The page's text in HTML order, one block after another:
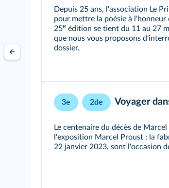
Depuis 25 ans, l'association Le
pour mettre la poésie à l'honneur
25e édition se tient du 11 au 27
que nous vous proposons
dossier.
3e 2de Voyager
Le centenaire du décès de
l'exposition Marcel Proust : la
22 janvier 2023, sont l'occasion